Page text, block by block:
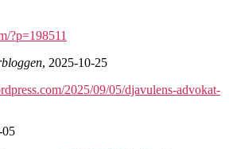
?p=198511
, 2025-10-25
2025/09/05/djavulens-advokat-